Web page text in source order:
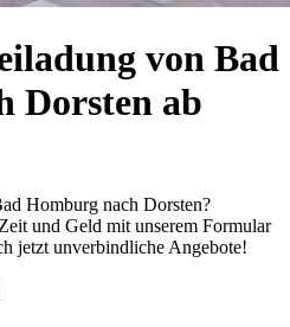
von Bad
Dorsten ab
Homburg nach Dorsten?
und Geld mit unserem Formular
jetzt unverbindliche Angebote!